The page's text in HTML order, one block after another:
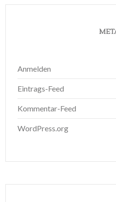
Anmelden
Eintrags-Feed
Kommentar-Feed
WordPress.org